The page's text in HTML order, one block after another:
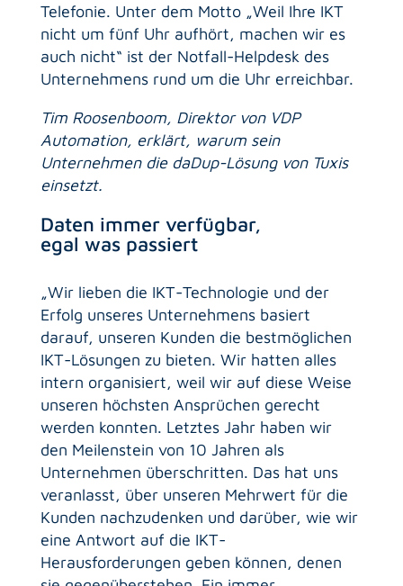
Telefonie. Unter dem Motto „Weil Ihre IKT
nicht um fünf Uhr aufhört, machen wir es
auch nicht“ ist der Notfall-Helpdesk des
Unternehmens rund um die Uhr erreichbar.
Tim Roosenboom, Direktor von VDP
Automation, erklärt, warum sein
Unternehmen die daDup-Lösung von Tuxis
einsetzt.
Daten immer verfügbar,
egal was passiert
„Wir lieben die IKT-Technologie und der
Erfolg unseres Unternehmens basiert
darauf, unseren Kunden die bestmöglichen
IKT-Lösungen zu bieten. Wir hatten alles
intern organisiert, weil wir auf diese Weise
unseren höchsten Ansprüchen gerecht
werden konnten. Letztes Jahr haben wir
den Meilenstein von 10 Jahren als
Unternehmen überschritten. Das hat uns
veranlasst, über unseren Mehrwert für die
Kunden nachzudenken und darüber, wie wir
eine Antwort auf die IKT-
Herausforderungen geben können, denen